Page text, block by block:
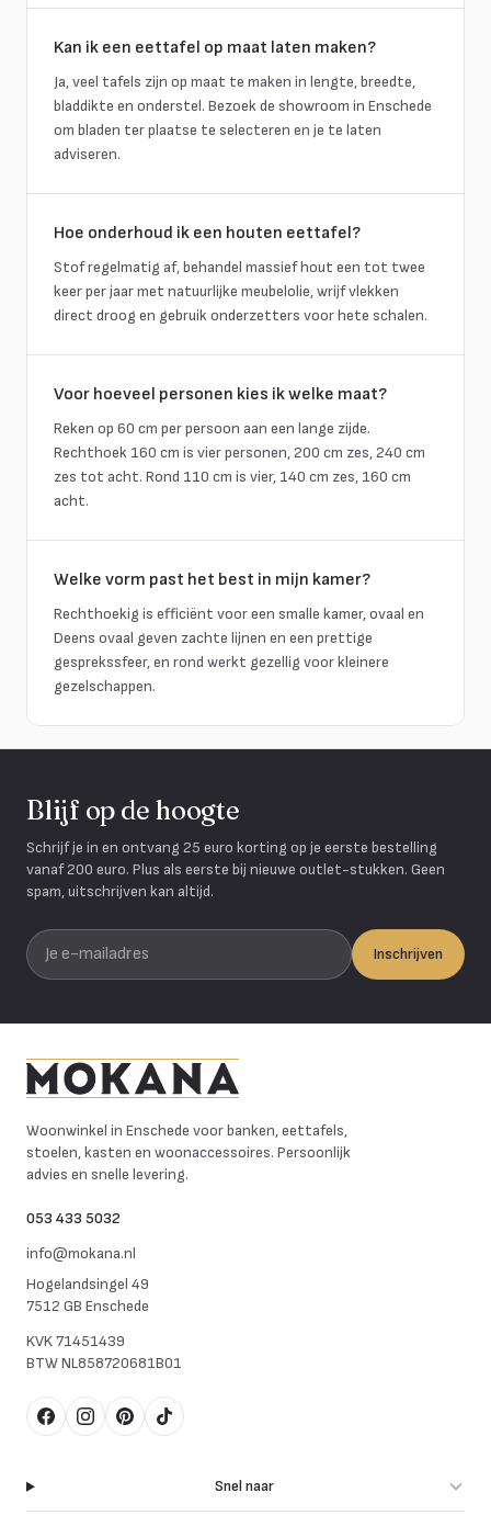
Kan ik een eettafel op maat laten maken?
Ja, veel tafels zijn op maat te maken in lengte, breedte,
bladdikte en onderstel. Bezoek de showroom in Enschede
om bladen ter plaatse te selecteren en je te laten
adviseren.
Hoe onderhoud ik een houten eettafel?
Stof regelmatig af, behandel massief hout een tot twee
keer per jaar met natuurlijke meubelolie, wrijf vlekken
direct droog en gebruik onderzetters voor hete schalen.
Voor hoeveel personen kies ik welke maat?
Reken op 60 cm per persoon aan een lange zijde.
Rechthoek 160 cm is vier personen, 200 cm zes, 240 cm
zes tot acht. Rond 110 cm is vier, 140 cm zes, 160 cm
acht.
Welke vorm past het best in mijn kamer?
Rechthoekig is efficiënt voor een smalle kamer, ovaal en
Deens ovaal geven zachte lijnen en een prettige
gesprekssfeer, en rond werkt gezellig voor kleinere
gezelschappen.
Blijf op de hoogte
Schrijf je in en ontvang 25 euro korting op je eerste bestelling
vanaf 200 euro. Plus als eerste bij nieuwe outlet-stukken. Geen
spam, uitschrijven kan altijd.
Je e-mailadres
Inschrijven
Woonwinkel in Enschede voor banken, eettafels,
stoelen, kasten en woonaccessoires. Persoonlijk
advies en snelle levering.
053 433 5032
info@mokana.nl
Hogelandsingel 49
7512 GB Enschede
KVK71451439
BTWNL858720681B01
FacebookInstagram
Pinterest
TikTok
Snel naar